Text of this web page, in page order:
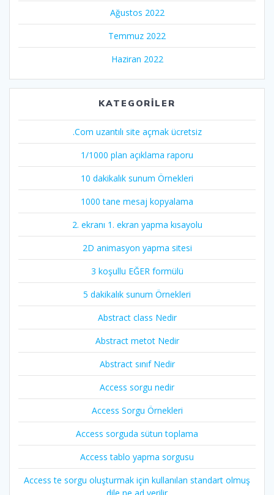
Ağustos 2022
Temmuz 2022
Haziran 2022
KATEGORILER
.Com uzantılı site açmak ücretsiz
1/1000 plan açıklama raporu
10 dakikalık sunum Örnekleri
1000 tane mesaj kopyalama
2. ekranı 1. ekran yapma kısayolu
2D animasyon yapma sitesi
3 koşullu EĞER formülü
5 dakikalık sunum Örnekleri
Abstract class Nedir
Abstract metot Nedir
Abstract sınıf Nedir
Access sorgu nedir
Access Sorgu Örnekleri
Access sorguda sütun toplama
Access tablo yapma sorgusu
Access te sorgu oluşturmak için kullanılan standart olmuş